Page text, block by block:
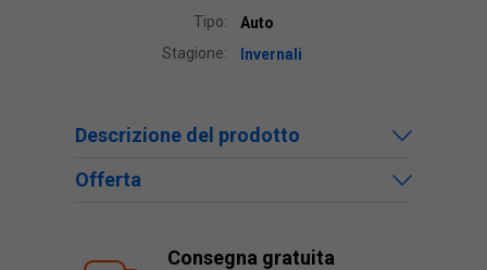
Tipo:
Auto
Stagione:
Invernali
Descrizione del prodotto
Offerta
Consegna gratuita